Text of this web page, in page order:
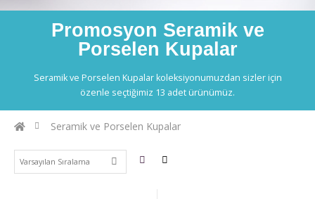
Promosyon Seramik ve
Porselen Kupalar
Seramik ve Porselen Kupalar koleksiyonumuzdan sizler için
özenle seçtiğimiz 13 adet ürünümüz.
Seramik ve Porselen Kupalar